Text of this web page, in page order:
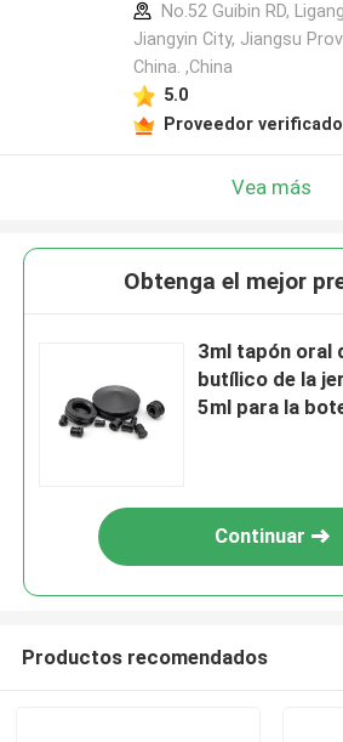
No.52 Guibin RD,
Jiangyin City, Jiangsu
China. ,China
5.0
Proveedor verificado
Vea más
Obtenga el mejor
3ml tapón oral
butílico de la
5ml para la
Continuar
Productos recomendados